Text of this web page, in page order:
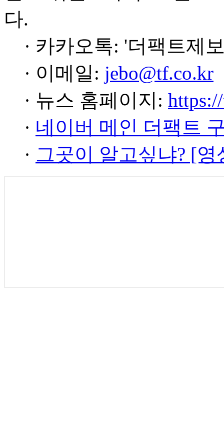
다.
· 카카오톡: '더팩트제
· 이메일: jebo@tf.co.kr
· 뉴스 홈페이지:
· 네이버 메인 더팩트
· 그곳이 알고싶냐? [